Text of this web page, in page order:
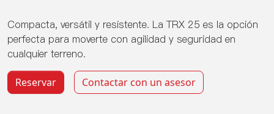
Compacta, versátil y resistente. La TRX 25 es la opción
perfecta para moverte con agilidad y seguridad en
cualquier terreno.
TRX 25 cantidad
Reservar Contactar con un asesor